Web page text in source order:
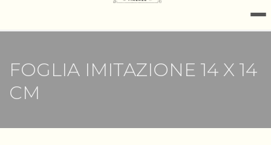
FOGLIA IMITAZIONE 14 X 14
CM